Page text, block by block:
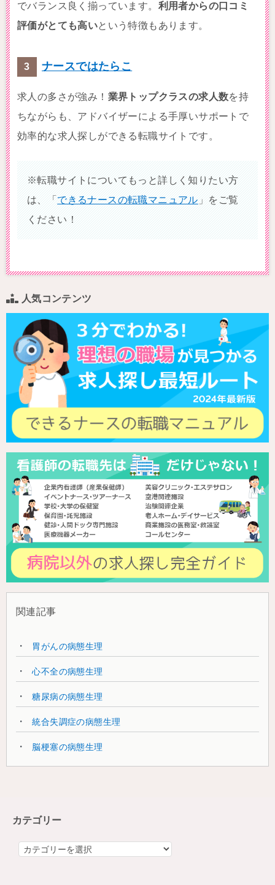
でバランス良く揃っています。 利用者からの口コミ
評価がとても高いという特徴もあります。
ナースではたらこ
求人の多さが強み！ 業界トップクラスの求人数を持
ちながらも、アドバイザーによる手厚いサポートで
効率的な求人探しができる転職サイトです。
※転職サイトについてもっと詳しく知りたい方
は、「できるナースの転職マニュアル 」をご覧
ください！
人気コンテンツ
関連記事
胃がんの病態生理
心不全の病態生理
糖尿病の病態生理
統合失調症の病態生理
脳梗塞の病態生理
カテゴリー
カ